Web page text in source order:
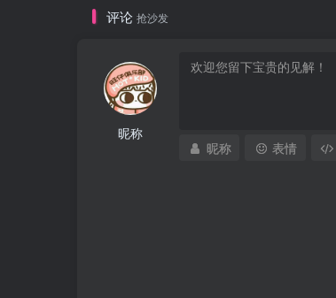
评论 抢沙发
昵称
昵称 表情